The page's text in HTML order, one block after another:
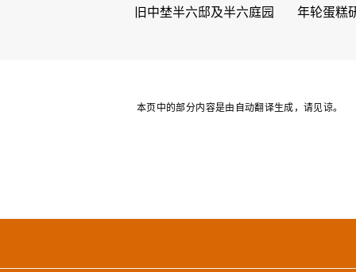
旧中埜半六邸及半六庭园 年轮蛋糕
本页中的部分内容是由自动翻译生成，请见谅。